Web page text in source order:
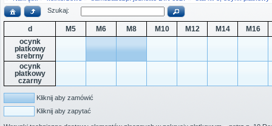
Szukaj:
d M5 M6 M8 M10 M12 M14
M16
ocynk
płatkowy
srebrny
ocynk
płatkowy
czarny
Kliknij aby zamówić
Kliknij aby zapytać